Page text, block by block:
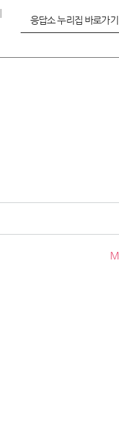
응답소 누리집 바로가기